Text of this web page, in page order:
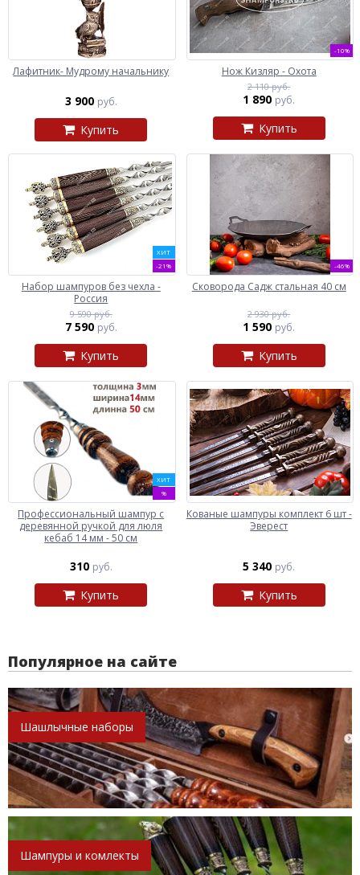
Лафитник- Мудрому начальнику
3 900 руб.
Купить
-10%
Нож Кизляр - Охота
2 110 руб.
1 890 руб.
Купить
ХИТ
-21%
Набор шампуров без чехла -
Россия
9 590 руб.
7 590 руб.
Купить
-46%
Сковорода Садж стальная 40 см
2 930 руб.
1 590 руб.
Купить
ХИТ
%
Профессиональный шампур с
деревянной ручкой для люля
кебаб 14 мм - 50 см
310 руб.
Купить
Кованые шампуры комплект 6 шт -
Эверест
5 340 руб.
Купить
Популярное на сайте
Шашлычные наборы
Шампуры и комлекты